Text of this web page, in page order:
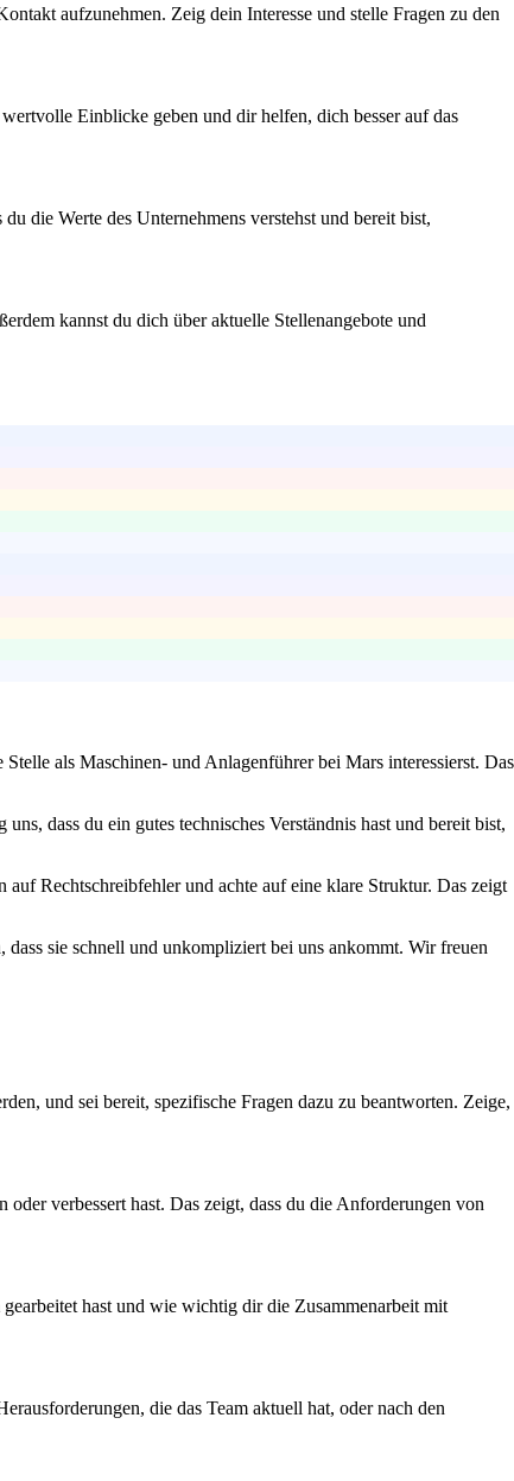
aufzunehmen. Zeig dein Interesse und stelle Fragen zu den
Einblicke geben und dir helfen, dich besser auf das
die Werte des Unternehmens verstehst und bereit bist,
kannst du dich über aktuelle Stellenangebote und
als Maschinen- und Anlagenführer bei Mars interessierst. Das
dass du ein gutes technisches Verständnis hast und bereit bist,
Rechtschreibfehler und achte auf eine klare Struktur. Das zeigt
sie schnell und unkompliziert bei uns ankommt. Wir freuen
und sei bereit, spezifische Fragen dazu zu beantworten. Zeige,
verbessert hast. Das zeigt, dass du die Anforderungen von
hast und wie wichtig dir die Zusammenarbeit mit
die das Team aktuell hat, oder nach den